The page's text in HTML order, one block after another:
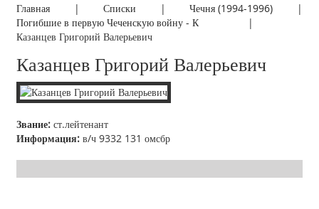
Главная |Списки |Чечня (1994-1996) |
Погибшие в первую Чеченскую войну - К |
Казанцев Григорий Валерьевич
Казанцев Григорий Валерьевич
Звание: ст.лейтенант
Информация: в/ч 9332 131 омсбр